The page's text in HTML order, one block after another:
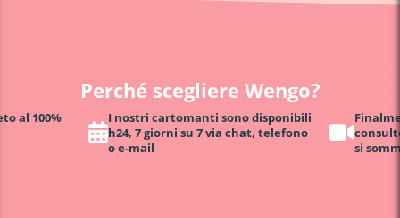
Perché scegliere Wengo?
al 100%
I nostri cartomanti sono disponibili
h24, 7 giorni su 7 via chat, telefono
o e-mail
si